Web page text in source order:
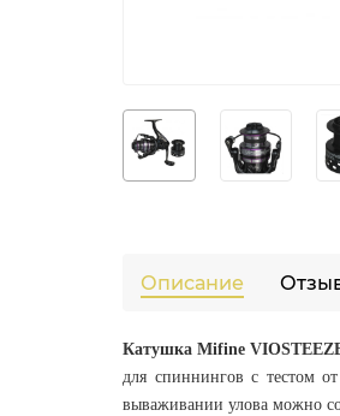
Описание
Катушка Mifine
для спиннингов с тестом
вываживании улова можно